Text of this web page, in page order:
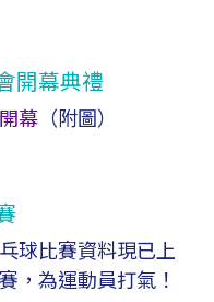
開幕典禮
幕 （附圖）
球比賽資料現已上
，為運動員打氣！